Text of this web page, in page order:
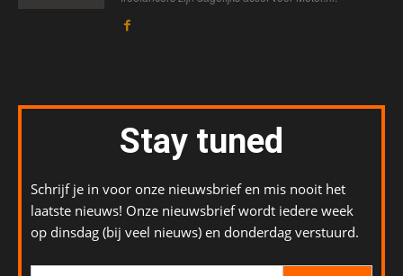
Stay tuned
Schrijf je in voor onze nieuwsbrief en mis nooit het
laatste nieuws! Onze nieuwsbrief wordt iedere week
op dinsdag (bij veel nieuws) en donderdag verstuurd.